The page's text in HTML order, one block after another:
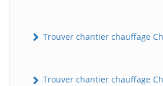
Trouver chantier chauffage
Trouver chantier chauffage